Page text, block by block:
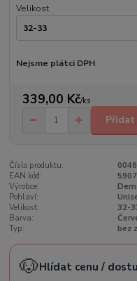
Velikost
Nejsme plátci DPH
339,00 Kč/ks
Číslo produktu:
EAN kód:
Výrobce:
Pohlaví:
Velikost:
32-
Barva:
Typ:
bez
🐶Hlídat cenu /